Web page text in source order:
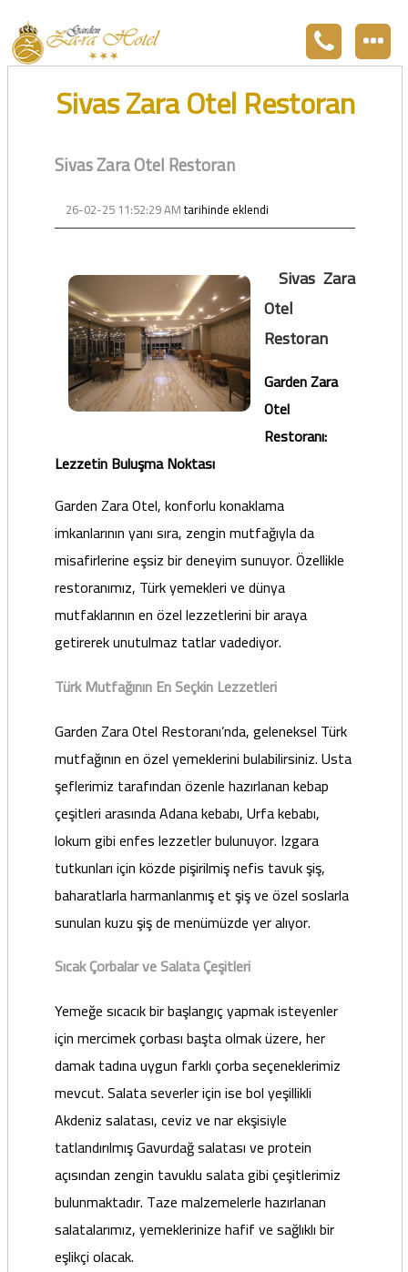
Sivas Zara Otel Restoran
Sivas Zara Otel Restoran
26-02-25 11:52:29 AMtarihinde eklendi
Sivas Zara
Otel
Restoran
Garden Zara
Otel
Restoranı:
Lezzetin Buluşma Noktası
Garden Zara Otel, konforlu konaklama
imkanlarının yanı sıra, zengin mutfağıyla da
misafirlerine eşsiz bir deneyim sunuyor. Özellikle
restoranımız, Türk yemekleri ve dünya
mutfaklarının en özel lezzetlerini bir araya
getirerek unutulmaz tatlar vadediyor.
Türk Mutfağının En Seçkin Lezzetleri
Garden Zara Otel Restoranı’nda, geleneksel Türk
mutfağının en özel yemeklerini bulabilirsiniz. Usta
şeflerimiz tarafından özenle hazırlanan kebap
çeşitleri arasında Adana kebabı, Urfa kebabı,
lokum gibi enfes lezzetler bulunuyor. Izgara
tutkunları için közde pişirilmiş nefis tavuk şiş,
baharatlarla harmanlanmış et şiş ve özel soslarla
sunulan kuzu şiş de menümüzde yer alıyor.
Sıcak Çorbalar ve Salata Çeşitleri
Yemeğe sıcacık bir başlangıç yapmak isteyenler
için mercimek çorbası başta olmak üzere, her
damak tadına uygun farklı çorba seçeneklerimiz
mevcut. Salata severler için ise bol yeşillikli
Akdeniz salatası, ceviz ve nar ekşisiyle
tatlandırılmış Gavurdağ salatası ve protein
açısından zengin tavuklu salata gibi çeşitlerimiz
bulunmaktadır. Taze malzemelerle hazırlanan
salatalarımız, yemeklerinize hafif ve sağlıklı bir
eşlikçi olacak.